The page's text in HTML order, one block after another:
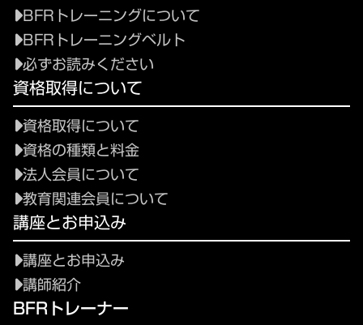
BFRトレーニングについて
BFRトレーニングベルト
必ずお読みください
資格取得について
資格取得について
資格の種類と料金
法人会員について
教育関連会員について
講座とお申込み
講座とお申込み
講師紹介
BFRトレーナー